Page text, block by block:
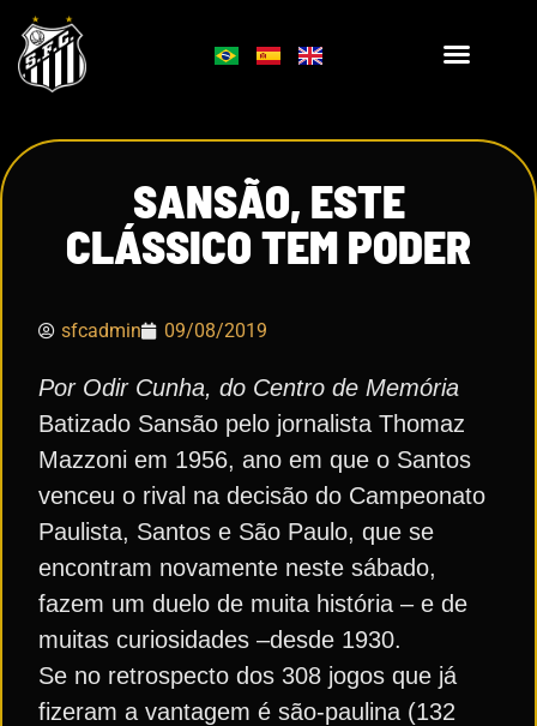
SANSÃO, ESTE
CLÁSSICO TEM PODER
sfcadmin 09/08/2019
Por Odir Cunha, do Centro de Memória
Batizado Sansão pelo jornalista Thomaz
Mazzoni em 1956, ano em que o Santos
venceu o rival na decisão do Campeonato
Paulista, Santos e São Paulo, que se
encontram novamente neste sábado,
fazem um duelo de muita história – e de
muitas curiosidades –desde 1930.
Se no retrospecto dos 308 jogos que já
fizeram a vantagem é são-paulina (132